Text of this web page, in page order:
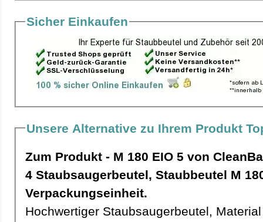
Sicher Einkaufen
Unsere Alternative zu Ihrem Produkt
Zum Produkt - M 180 EIO 5 von
4 Staubsaugerbeutel, Staubbeutel M 180 EIO 5 pro
Verpackungseinheit.
Hochwertiger Staubsaugerbeutel,